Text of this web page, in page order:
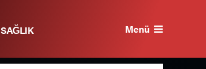
SAĞLIK Menü